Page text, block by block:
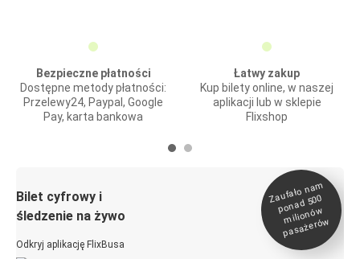
Bezpieczne płatności
Dostępne metody płatności:
Przelewy24, Paypal, Google
Pay, karta bankowa
Łatwy zakup
Kup bilety online, w naszej
aplikacji lub w sklepie
Flixshop
Bilet cyfrowy i
śledzenie na żywo
Odkryj aplikację FlixBusa
Zaufało na
m
ponad 500
milionó
w
pasażeró
w